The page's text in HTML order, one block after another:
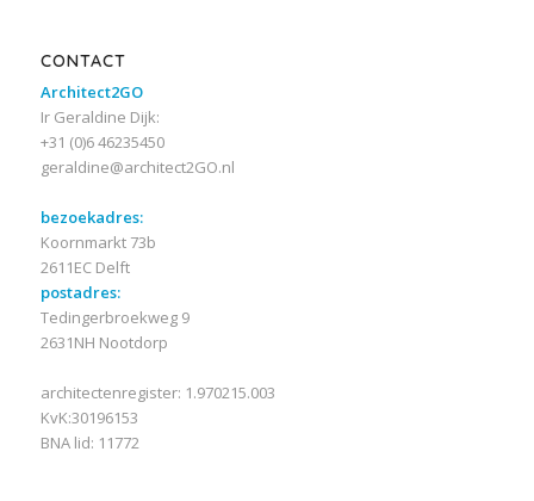
CONTACT
Architect2GO
Ir Geraldine Dijk:
+31 (0)6 46235450
geraldine@architect2GO.nl
bezoekadres:
Koornmarkt 73b
2611EC Delft
postadres:
Tedingerbroekweg 9
2631NH Nootdorp
architectenregister: 1.970215.003
KvK:30196153
BNA lid: 11772